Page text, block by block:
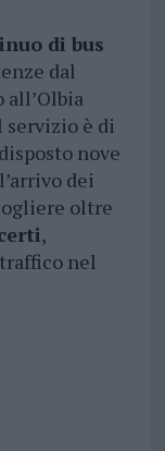
di bus
dal
all’Olbia
è di
nove
dei
oltre
,
nel